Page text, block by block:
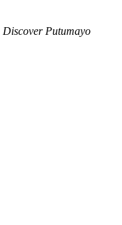
Discover Putumayo